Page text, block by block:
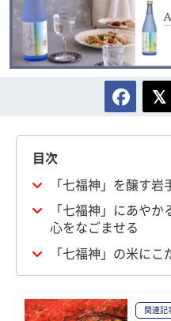
目次
「七福神」を醸す
「七福神」にあや
心をなごませる
「七福神」の米に
関連記